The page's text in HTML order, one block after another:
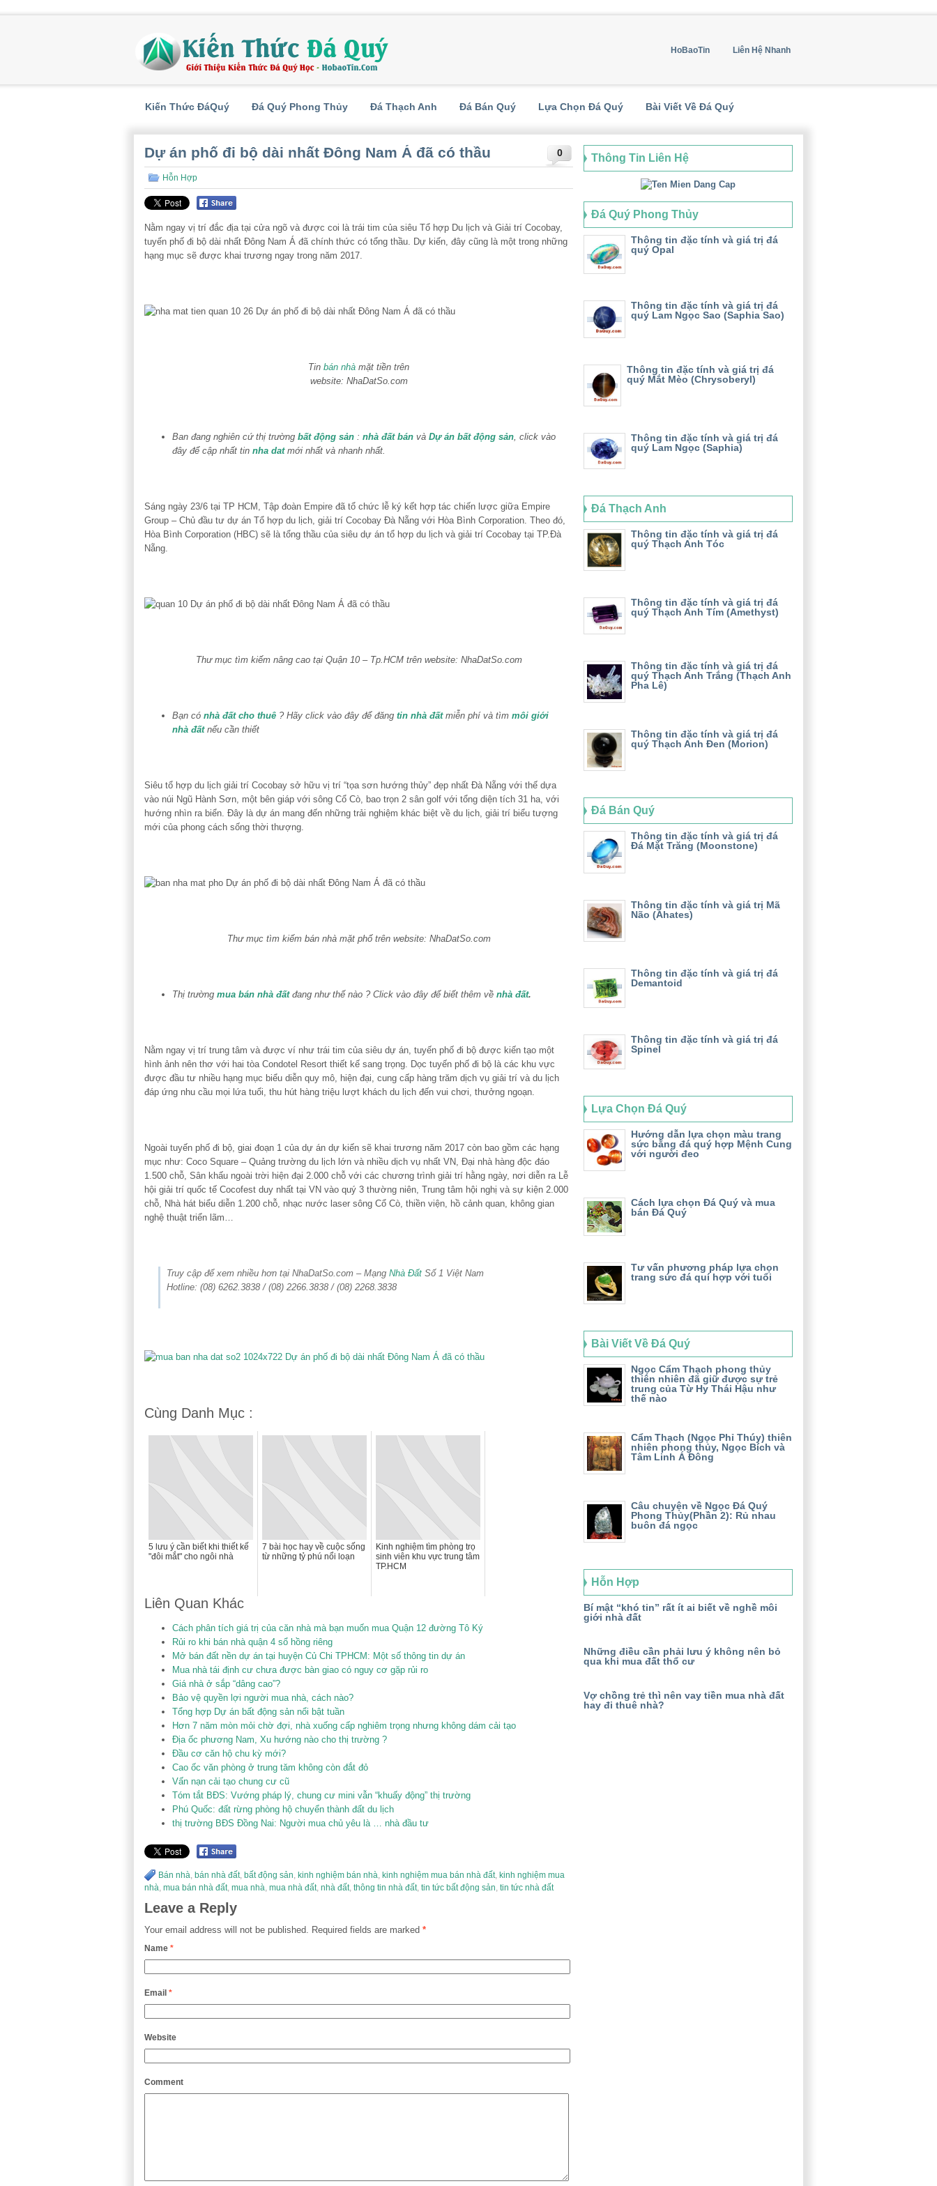
HoBaoTin Liên Hệ Nhanh
Kiến Thức ĐáQuý Đá Quý Phong Thủy Đá Thạch Anh Đá Bán Quý Lựa Chọn Đá Quý Bài Viết Về Đá Quý
0
Dự án phố đi bộ dài nhất Đông Nam Á đã có thầu
Hỗn Hợp
Nằm ngay vị trí đắc địa tại cửa ngõ và được coi là trái tim của siêu Tổ hợp Du lịch và Giải trí Cocobay,
tuyến phố đi bộ dài nhất Đông Nam Á đã chính thức có tổng thầu. Dự kiến, đây cũng là một trong những
hạng mục sẽ được khai trương ngay trong năm 2017.
Tin bán nhà mặt tiền trên
website: NhaDatSo.com
Ban đang nghiên cứ thị trường bất động sản : nhà đất bán và Dự án bất động sản , click vào
đây để cập nhất tin nha dat mới nhất và nhanh nhất.
Sáng ngày 23/6 tại TP HCM, Tập đoàn Empire đã tổ chức lễ ký kết hợp tác chiến lược giữa Empire
Group – Chủ đầu tư dự án Tổ hợp du lịch, giải trí Cocobay Đà Nẵng với Hòa Bình Corporation. Theo đó,
Hòa Bình Corporation (HBC) sẽ là tổng thầu của siêu dự án tổ hợp du lịch và giải trí Cocobay tại TP.Đà
Nẵng.
Thư mục tìm kiếm nâng cao tại Quận 10 – Tp.HCM trên website: NhaDatSo.com
Bạn có nhà đất cho thuê ? Hãy click vào đây để đăng tin nhà đấtmiễn phí và tìm môi giới
nhà đấtnếu cần thiết
Siêu tổ hợp du lịch giải trí Cocobay sở hữu vị trí “tọa sơn hướng thủy” đẹp nhất Đà Nẵng với thế dựa
vào núi Ngũ Hành Sơn, một bên giáp với sông Cổ Cò, bao trọn 2 sân golf với tổng diện tích 31 ha, với
hướng nhìn ra biển. Đây là dự án mang đến những trải nghiệm khác biệt về du lịch, giải trí biểu tượng
mới của phong cách sống thời thượng.
Thư mục tìm kiếm bán nhà mặt phố trên website: NhaDatSo.com
Thị trường mua bán nhà đấtđang như thế nào ? Click vào đây để biết thêm về nhà đất.
Nằm ngay vị trí trung tâm và được ví như trái tim của siêu dự án, tuyến phố đi bộ được kiến tạo một
hình ảnh nên thơ với hai tòa Condotel Resort thiết kế sang trọng. Dọc tuyến phố đi bộ là các khu vực
được đầu tư nhiều hạng mục biểu diễn quy mô, hiện đại, cung cấp hàng trăm dịch vụ giải trí và du lịch
đáp ứng nhu cầu mọi lứa tuổi, thu hút hàng triệu lượt khách du lịch đến vui chơi, thưởng ngoạn.
Ngoài tuyến phố đi bộ, giai đoạn 1 của dự án dự kiến sẽ khai trương năm 2017 còn bao gồm các hạng
mục như: Coco Square – Quảng trường du lịch lớn và nhiều dịch vụ nhất VN, Đại nhà hàng độc đáo
1.500 chỗ, Sân khấu ngoài trời hiện đại 2.000 chỗ với các chương trình giải trí hằng ngày, nơi diễn ra Lễ
hội giải trí quốc tế Cocofest duy nhất tại VN vào quý 3 thường niên, Trung tâm hội nghị và sự kiện 2.000
chỗ, Nhà hát biểu diễn 1.200 chỗ, nhạc nước laser sông Cổ Cò, thiền viện, hồ cảnh quan, không gian
nghệ thuật triển lãm…
Truy cập để xem nhiều hơn tại NhaDatSo.com – Mạng Nhà Đất Số 1 Việt Nam
Hotline: (08) 6262.3838 / (08) 2266.3838 / (08) 2268.3838
Cùng Danh Mục :
5 lưu ý cần biết khi thiết kế
"đôi mắt" cho ngôi nhà
7 bài học hay về cuộc sống
từ những tỷ phú nổi loạn
Kinh nghiệm tìm phòng trọ
sinh viên khu vực trung tâm
TP.HCM
Liên Quan Khác
Cách phân tích giá trị của căn nhà mà bạn muốn mua Quận 12 đường Tô Ký
Rủi ro khi bán nhà quận 4 sổ hồng riêng
Mở bán đất nền dự án tại huyện Củ Chi TPHCM: Một số thông tin dự án
Mua nhà tái định cư chưa được bàn giao có nguy cơ gặp rủi ro
Giá nhà ở sắp “dâng cao”?
Bảo vệ quyền lợi người mua nhà, cách nào?
Tổng hợp Dự án bất động sản nổi bật tuần
Hơn 7 năm mòn mỏi chờ đợi, nhà xuống cấp nghiêm trọng nhưng không dám cải tạo
Địa ốc phương Nam, Xu hướng nào cho thị trường ?
Đầu cơ căn hộ chu kỳ mới?
Cao ốc văn phòng ở trung tăm không còn đắt đỏ
Vấn nạn cải tạo chung cư cũ
Tóm tắt BĐS: Vướng pháp lý, chung cư mini vẫn “khuấy động” thị trường
Phú Quốc: đất rừng phòng hộ chuyển thành đất du lịch
thị trường BĐS Đồng Nai: Người mua chủ yêu là … nhà đầu tư
Bán nhà, bán nhà đất, bất động sản, kinh nghiệm bán nhà, kinh nghiệm mua bán nhà đất, kinh nghiệm mua
nhà, mua bán nhà đất, mua nhà, mua nhà đất, nhà đất, thông tin nhà đất, tin tức bất động sản, tin tức nhà đất
Leave a Reply
Your email address will not be published. Required fields are marked *
Name *
Email *
Website
Comment
Thông Tin Liên Hệ
Đá Quý Phong Thủy
Thông tin đặc tính và giá trị đá
quý Opal
Thông tin đặc tính và giá trị đá
quý Lam Ngọc Sao (Saphia Sao)
Thông tin đặc tính và giá trị đá
quý Mắt Mèo (Chrysoberyl)
Thông tin đặc tính và giá trị đá
quý Lam Ngọc (Saphia)
Đá Thạch Anh
Thông tin đặc tính và giá trị đá
quý Thạch Anh Tóc
Thông tin đặc tính và giá trị đá
quý Thạch Anh Tím (Amethyst)
Thông tin đặc tính và giá trị đá
quý Thạch Anh Trắng (Thạch Anh
Pha Lê)
Thông tin đặc tính và giá trị đá
quý Thạch Anh Đen (Morion)
Đá Bán Quý
Thông tin đặc tính và giá trị đá
Đá Mặt Trăng (Moonstone)
Thông tin đặc tính và giá trị Mã
Não (Ahates)
Thông tin đặc tính và giá trị đá
Demantoid
Thông tin đặc tính và giá trị đá
Spinel
Lựa Chọn Đá Quý
Hướng dẫn lựa chọn màu trang
sức bằng đá quý hợp Mệnh Cung
với người đeo
Cách lựa chọn Đá Quý và mua
bán Đá Quý
Tư vấn phương pháp lựa chọn
trang sức đá quí hợp với tuổi
Bài Viết Về Đá Quý
Ngọc Cẩm Thạch phong thủy
thiên nhiên đã giữ được sự trẻ
trung của Từ Hy Thái Hậu như
thế nào
Cẩm Thạch (Ngọc Phỉ Thúy) thiên
nhiên phong thủy, Ngọc Bích và
Tâm Linh Á Đông
Câu chuyện về Ngọc Đá Quý
Phong Thủy(Phần 2): Rủ nhau
buôn đá ngọc
Hỗn Hợp
Bí mật “khó tin” rất ít ai biết về nghề môi
giới nhà đất
Những điều cần phải lưu ý không nên bỏ
qua khi mua đất thổ cư
Vợ chồng trẻ thì nên vay tiền mua nhà đất
hay đi thuê nhà?